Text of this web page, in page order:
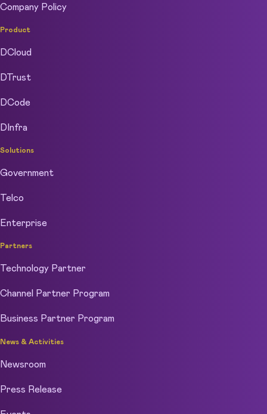
Company Policy
Product
DCloud
DTrust
DCode
DInfra
Solutions
Government
Telco
Enterprise
Partners
Technology Partner
Channel Partner Program
Business Partner Program
News & Activities
Newsroom
Press Release